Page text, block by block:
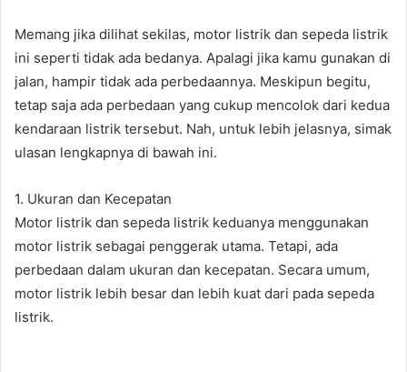
Memang jika dilihat sekilas, motor listrik dan sepeda listrik
ini seperti tidak ada bedanya. Apalagi jika kamu gunakan di
jalan, hampir tidak ada perbedaannya. Meskipun begitu,
tetap saja ada perbedaan yang cukup mencolok dari kedua
kendaraan listrik tersebut. Nah, untuk lebih jelasnya, simak
ulasan lengkapnya di bawah ini.
1. Ukuran dan Kecepatan
Motor listrik dan sepeda listrik keduanya menggunakan
motor listrik sebagai penggerak utama. Tetapi, ada
perbedaan dalam ukuran dan kecepatan. Secara umum,
motor listrik lebih besar dan lebih kuat dari pada sepeda
listrik.